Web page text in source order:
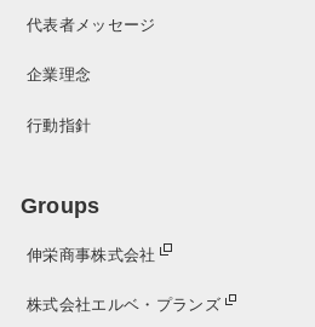
代表者メッセージ
企業理念
行動指針
Groups
伸栄商事株式会社
株式会社エルベ・プランズ